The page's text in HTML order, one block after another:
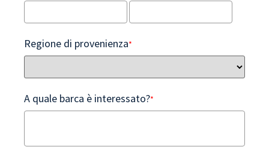
Regione di provenienza*
A quale barca è interessato?*